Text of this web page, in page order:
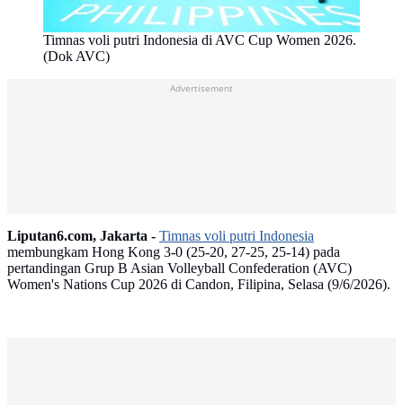
Timnas voli putri Indonesia di AVC Cup Women 2026.
(Dok AVC)
Advertisement
Liputan6.com, Jakarta - Timnas voli putri Indonesia
membungkam Hong Kong 3-0 (25-20, 27-25, 25-14) pada
pertandingan Grup B Asian Volleyball Confederation (AVC)
Women's Nations Cup 2026 di Candon, Filipina, Selasa (9/6/2026).